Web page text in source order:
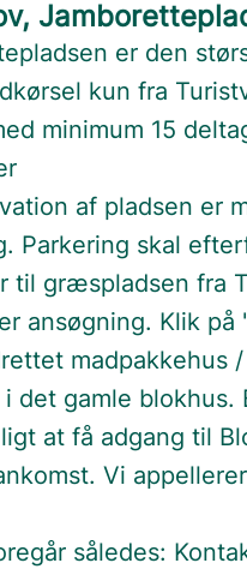
er den
kun fra
minimum 15
af pladsen er
Parkering skal
til græspladsen fra
ansøgning. Klik på
madpakkehus
det gamle blokhus.
at få adgang til
Vi
således: